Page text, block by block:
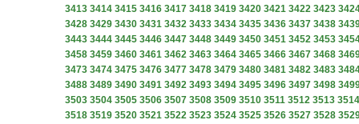
3413 3414 3415 3416 3417 3418 3419 3420 3421 3422 3423
3428 3429 3430 3431 3432 3433 3434 3435 3436 3437 3438
3443 3444 3445 3446 3447 3448 3449 3450 3451 3452 3453
3458 3459 3460 3461 3462 3463 3464 3465 3466 3467 3468
3473 3474 3475 3476 3477 3478 3479 3480 3481 3482 3483
3488 3489 3490 3491 3492 3493 3494 3495 3496 3497 3498
3503 3504 3505 3506 3507 3508 3509 3510 3511 3512 3513 3514
3518 3519 3520 3521 3522 3523 3524 3525 3526 3527 3528